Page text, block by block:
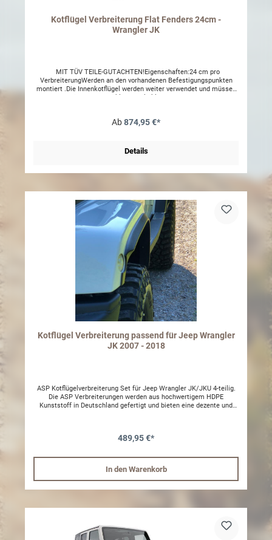
Kotflügel Verbreiterung Flat Fenders 24cm -
Wrangler JK
MIT TÜV TEILE-GUTACHTEN!Eigenschaften:24 cm pro
VerbreiterungWerden an den vorhandenen Befestigungspunkten
montiert .Die Innenkotflügel werden weiter verwendet und müssen
Ab874,95 €*
Details
Kotflügel Verbreiterung passend für Jeep Wrangler
JK 2007 - 2018
ASP Kotflügelverbreiterung Set für Jeep Wrangler JK/JKU 4-teilig.
Die ASP Verbreiterungen werden aus hochwertigem HDPE
Kunststoff in Deutschland gefertigt und bieten eine dezente und
TÜV Teilegutachten
489,95 €*
In den Warenkorb